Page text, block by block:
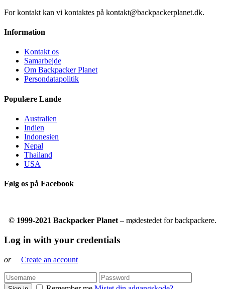
For kontakt kan vi kontaktes på kontakt@backpackerplanet.dk.
Information
Kontakt os
Samarbejde
Om Backpacker Planet
Persondatapolitik
Populære Lande
Australien
Indien
Indonesien
Nepal
Thailand
USA
Følg os på Facebook
© 1999-2021 Backpacker Planet – mødestedet for backpackere.
Log in with your credentials
or Create an account